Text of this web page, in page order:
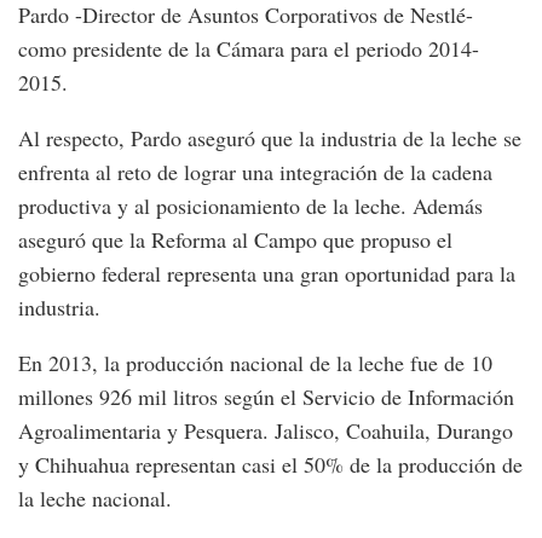
Pardo -Director de Asuntos Corporativos de Nestlé-
como presidente de la Cámara para el periodo 2014-
2015.
Al respecto, Pardo aseguró que la industria de la leche se
enfrenta al reto de lograr una integración de la cadena
productiva y al posicionamiento de la leche. Además
aseguró que la Reforma al Campo que propuso el
gobierno federal representa una gran oportunidad para la
industria.
En 2013, la producción nacional de la leche fue de 10
millones 926 mil litros según el Servicio de Información
Agroalimentaria y Pesquera. Jalisco, Coahuila, Durango
y Chihuahua representan casi el 50% de la producción de
la leche nacional.